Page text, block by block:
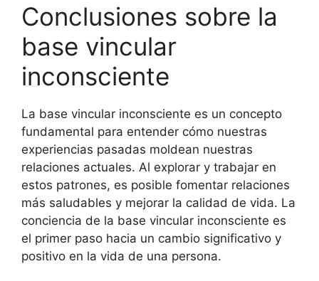
Conclusiones sobre la
base vincular
inconsciente
La base vincular inconsciente es un concepto
fundamental para entender cómo nuestras
experiencias pasadas moldean nuestras
relaciones actuales. Al explorar y trabajar en
estos patrones, es posible fomentar relaciones
más saludables y mejorar la calidad de vida. La
conciencia de la base vincular inconsciente es
el primer paso hacia un cambio significativo y
positivo en la vida de una persona.